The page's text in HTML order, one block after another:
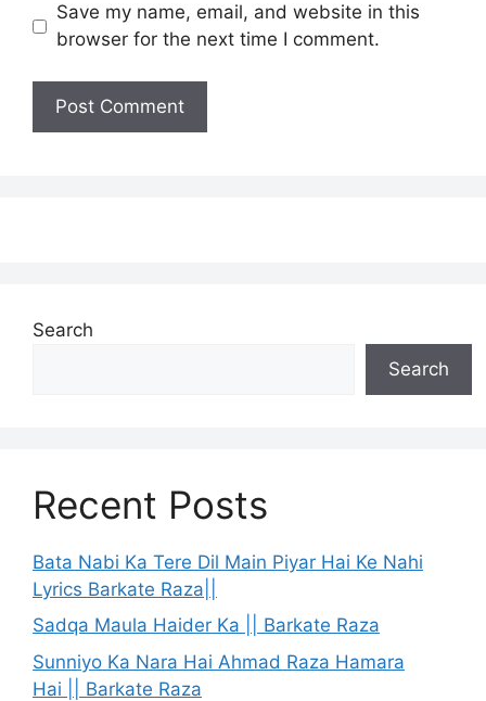
Save my name, email, and website in this
browser for the next time I comment.
Search
Search
Recent Posts
Bata Nabi Ka Tere Dil Main Piyar Hai Ke Nahi
Lyrics Barkate Raza||
Sadqa Maula Haider Ka || Barkate Raza
Sunniyo Ka Nara Hai Ahmad Raza Hamara
Hai || Barkate Raza